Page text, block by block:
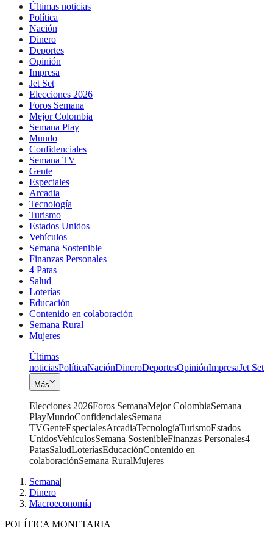
Últimas noticias
Política
Nación
Dinero
Deportes
Opinión
Impresa
Jet Set
Elecciones 2026
Foros Semana
Mejor Colombia
Semana Play
Mundo
Confidenciales
Semana TV
Gente
Especiales
Arcadia
Tecnología
Turismo
Estados Unidos
Vehículos
Semana Sostenible
Finanzas Personales
4 Patas
Salud
Loterías
Educación
Contenido en colaboración
Semana Rural
Mujeres
Últimas
noticiasPolíticaNaciónDineroDeportesOpiniónImpresaJet Set
Más
Elecciones 2026Foros SemanaMejor ColombiaSemana
PlayMundoConfidencialesSemana
TVGenteEspecialesArcadiaTecnologíaTurismoEstados
UnidosVehículosSemana SostenibleFinanzas Personales4
PatasSaludLoteríasEducaciónContenido en
colaboraciónSemana RuralMujeres
Semana|
Dinero|
Macroeconomía
POLÍTICA MONETARIA